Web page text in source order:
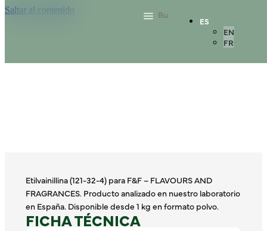
Saltar al contenido
ES
EN
FR
Etilvainillina (121-32-4) para F&F – FLAVOURS AND
FRAGRANCES. Producto analizado en nuestro laboratorio
en España. Disponible desde 1 kg en formato polvo.
FICHA TÉCNICA